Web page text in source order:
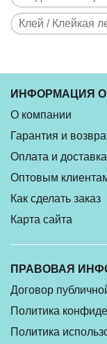
Клей / Клейкая
ИНФОРМАЦИЯ О
О компании
Гарантия и
Оплата и доставка
Оптовым
Как сделать заказ
Карта сайта
ПРАВОВАЯ
Договор
Политика
Политика